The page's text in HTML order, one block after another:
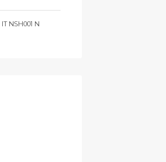
IT NSH001 N